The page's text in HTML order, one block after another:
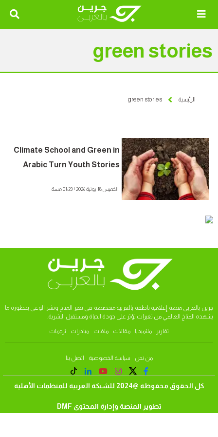
green stories
الرئيسية green stories
Climate School and Green in
Arabic Turn Youth Stories
الخميس 18 يونية 2026 | 01:23 مساءً
جرين بالعربي منصة إعلامية ناطقة بالعربية متخصصة في تغير المناخ ونشر الوعي بخطورة ما
يشهده المناخ العالمي من تغيرات تؤثر على جودة الحياة ومستقبل البشرية.
تقارير ملتميديا مقالات ملفات مبادرات ترجمات
من نحن سياسة الخصوصية اتصل بنا
كل الحقوق محفوظة @2024 للشبكة العربية للمنظمات الأهلية
تطوير المنصة وإدارة المحتوى DMF